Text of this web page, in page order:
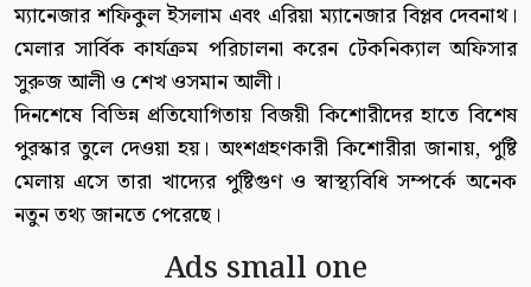
ম্যানেজার শফিকুল ইসলাম এবং এরিয়া ম্যানেজার বিপ্লব দেবনাথ।
মেলার সার্বিক কার্যক্রম পরিচালনা করেন টেকনিক্যাল অফিসার
সুরুজ আলী ও শেখ ওসমান আলী।
দিনশেষে বিভিন্ন প্রতিযোগিতায় বিজয়ী কিশোরীদের হাতে বিশেষ
পুরস্কার তুলে দেওয়া হয়। অংশগ্রহণকারী কিশোরীরা জানায়, পুষ্টি
মেলায় এসে তারা খাদ্যের পুষ্টিগুণ ও স্বাস্থ্যবিধি সম্পর্কে অনেক
নতুন তথ্য জানতে পেরেছে।
Ads small one